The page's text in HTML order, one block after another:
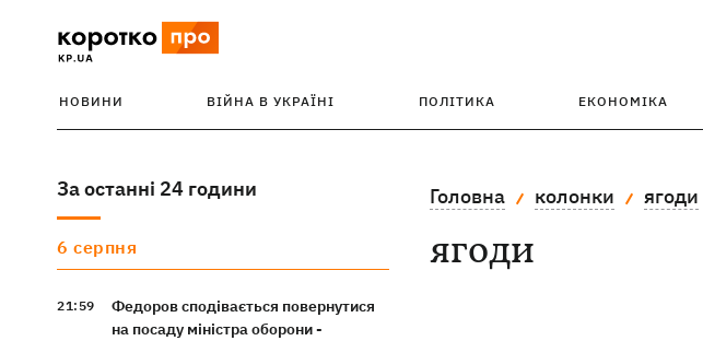
НОВИНИ ВІЙНА В УКРАЇНІ ПОЛІТИКА ЕКОНОМІКА
За останні 24 години
6 серпня
21:59
Федоров сподівається повернутися
на посаду міністра оборони -
Головна колонки ягоди
ягоди